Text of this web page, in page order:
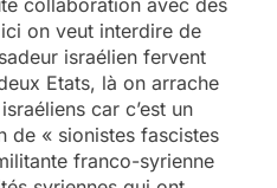
collaboration avec des
on veut interdire de
israélien fervent
Etats, là on arrache
car c’est un
de « sionistes fascistes
franco-syrienne